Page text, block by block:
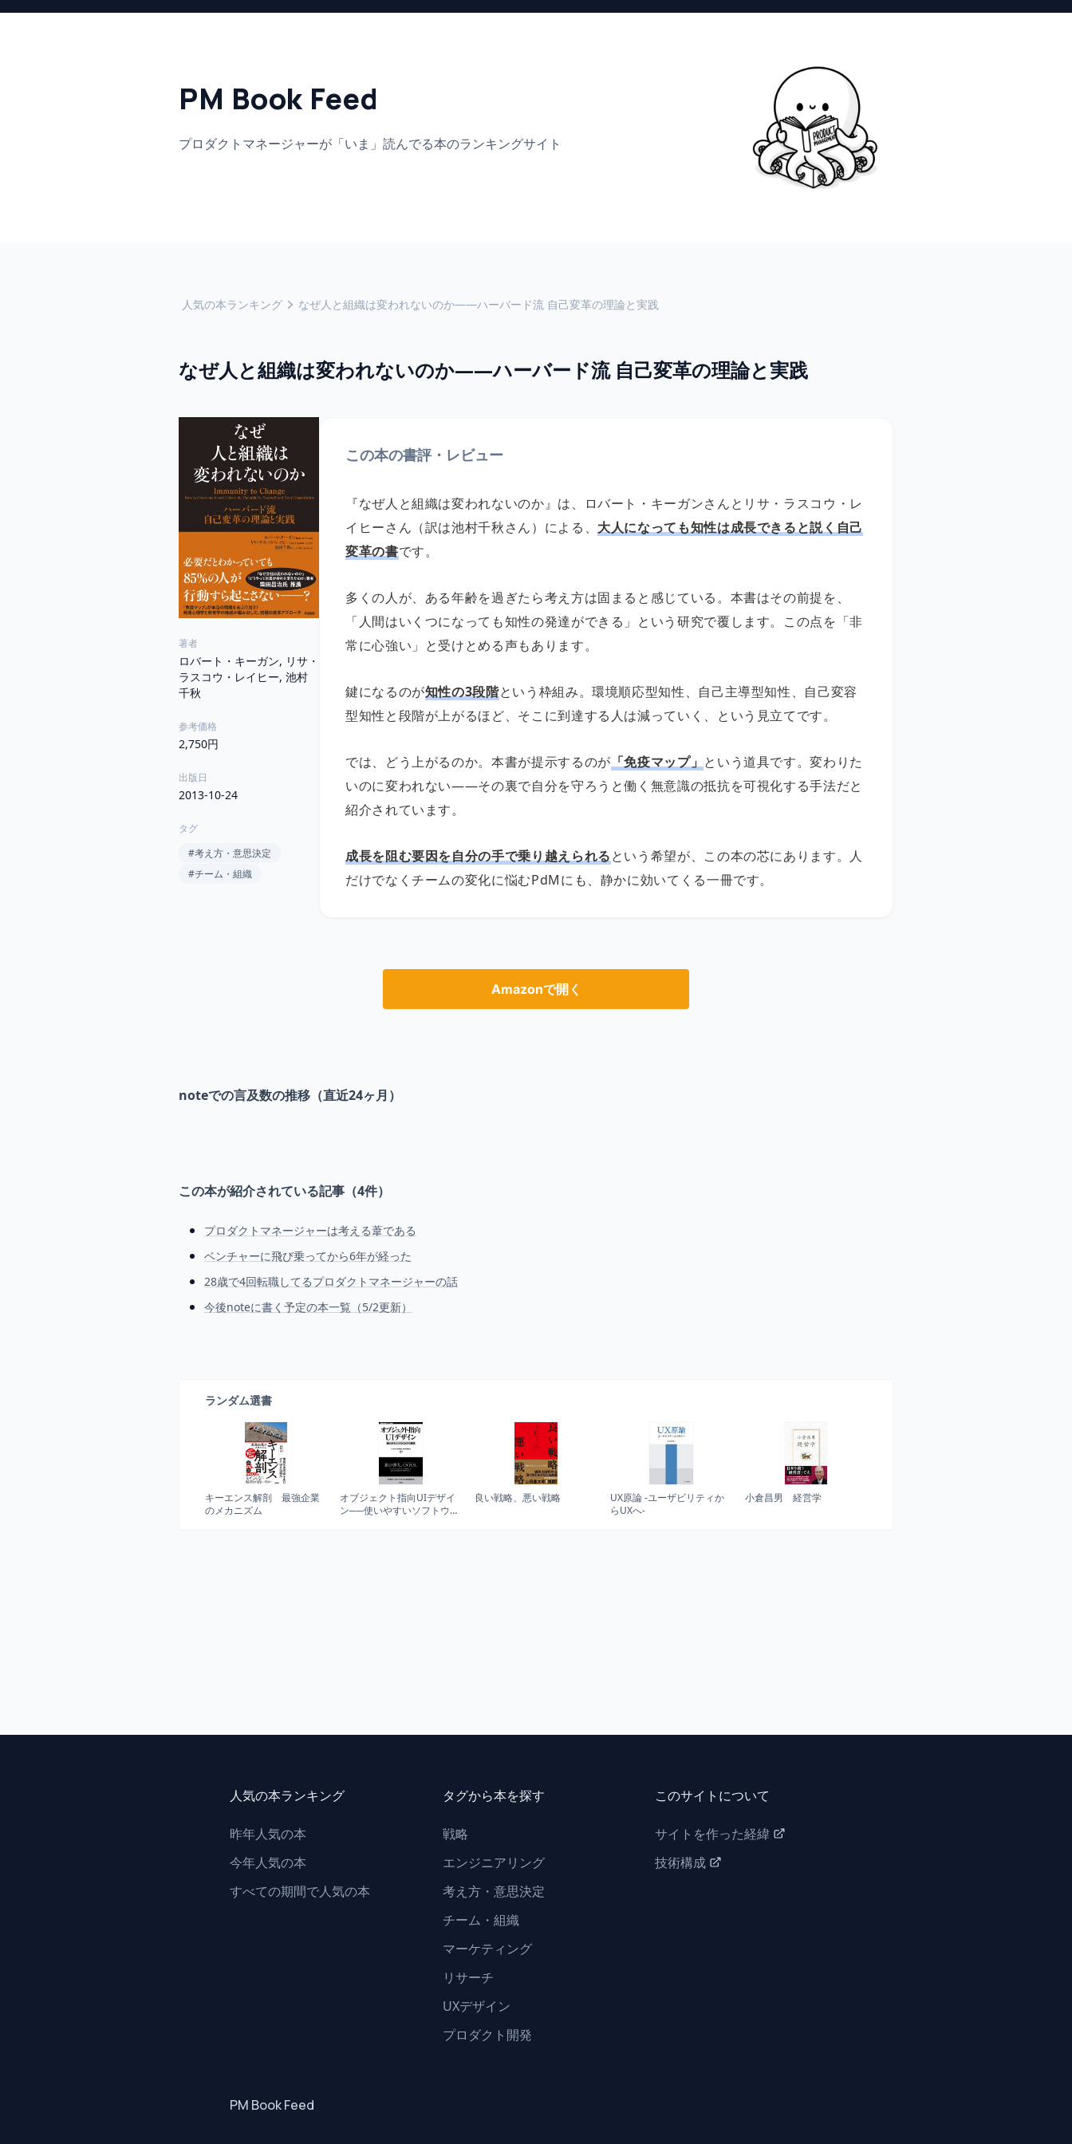
PM Book Feed
プロダクトマネージャーが「いま」 読んでる本のランキングサイト
人気の本ランキング なぜ人と組織は変われないのか――ハーバード流 自己変革の理論と実践
なぜ人と組織は変われないのか――ハーバード流 自己変革の理論と実践
著者
ロバート・キーガン, リサ・
ラスコウ・レイヒー, 池村
千秋
参考価格
2,750円
出版日
2013-10-24
タグ
#考え方・意思決定
#チーム・組織
この本の書評・レビュー
『なぜ人と組織は変われないのか』は、ロバート・キーガンさんとリサ・ラスコウ・レ
イヒーさん（訳は池村千秋さん）による、 大人になっても知性は成長できると説く自己
変革の書です。
多くの人が、ある年齢を過ぎたら考え方は固まると感じている。本書はその前提を、
「人間はいくつになっても知性の発達ができる」という研究で覆します。この点を「非
常に心強い」と受けとめる声もあります。
鍵になるのが知性の3段階という枠組み。環境順応型知性、自己主導型知性、自己変容
型知性と段階が上がるほど、そこに到達する人は減っていく、という見立てです。
では、どう上がるのか。本書が提示するのが 「免疫マップ」 という道具です。変わりた
いのに変われない――その裏で自分を守ろうと働く無意識の抵抗を可視化する手法だと
紹介されています。
成長を阻む要因を自分の手で乗り越えられるという希望が、この本の芯にあります。人
だけでなくチームの変化に悩むPdMにも、静かに効いてくる一冊です。
Amazonで開く
noteでの言及数の推移（直近24ヶ月）
この本が紹介されている記事（4件）
プロダクトマネージャーは考える葦である
ベンチャーに飛び乗ってから6年が経った
28歳で4回転職してるプロダクトマネージャーの話
今後noteに書く予定の本一覧（5/2更新）
ランダム選書
キーエンス解剖 最強企業
のメカニズム
オブジェクト指向UIデザイ
ン──使いやすいソフトウェ
良い戦略、悪い戦略
UX原論 -ユーザビリティか
らUXへ-
小倉昌男 経営学
人気の本ランキング
昨年人気の本
今年人気の本
すべての期間で人気の本
タグから本を探す
戦略
エンジニアリング
考え方・意思決定
チーム・組織
マーケティング
リサーチ
UXデザイン
プロダクト開発
このサイトについて
サイトを作った経緯
技術構成
PM Book Feed